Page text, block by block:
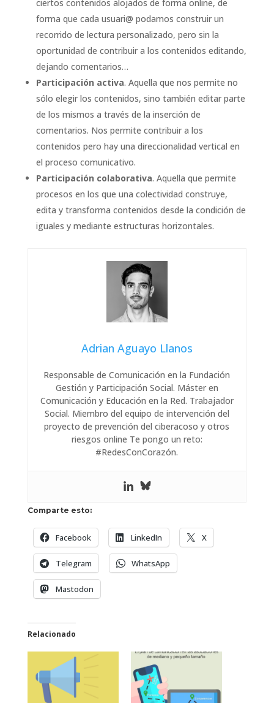
ciertos contenidos alojados de forma online, de
forma que cada usuari@ podamos construir un
recorrido de lectura personalizado, pero sin la
oportunidad de contribuir a los contenidos editando,
dejando comentarios…
Participación activa. Aquella que nos permite no
sólo elegir los contenidos, sino también editar parte
de los mismos a través de la inserción de
comentarios. Nos permite contribuir a los
contenidos pero hay una direccionalidad vertical en
el proceso comunicativo.
Participación colaborativa. Aquella que permite
procesos en los que una colectividad construye,
edita y transforma contenidos desde la condición de
iguales y mediante estructuras horizontales.
Adrian Aguayo Llanos
Responsable de Comunicación en la Fundación
Gestión y Participación Social. Máster en
Comunicación y Educación en la Red. Trabajador
Social. Miembro del equipo de intervención del
proyecto de prevención del ciberacoso y otros
riesgos online Te pongo un reto:
#RedesConCorazón.
Comparte esto:
Facebook LinkedIn X
Telegram WhatsApp
Mastodon
Relacionado